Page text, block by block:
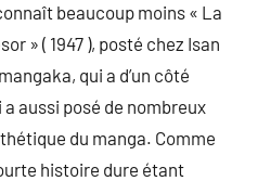
beaucoup moins « La
» ( 1947 ), posté chez Isan
qui a d’un côté
aussi posé de nombreux
du manga. Comme
histoire dure étant